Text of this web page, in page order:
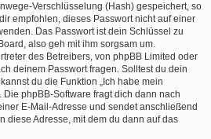
Verschlüsselung (Hash) gespeichert, so
empfohlen, dieses Passwort nicht auf einer
Das Passwort ist dein Schlüssel zu
also geh mit ihm sorgsam um.
des Betreibers, von phpBB Limited oder
deinem Passwort fragen. Solltest du dein
du die Funktion „Ich habe mein
Die phpBB-Software fragt dich dann nach
E-Mail-Adresse und sendet anschließend
diese Adresse, mit dem du dann auf das